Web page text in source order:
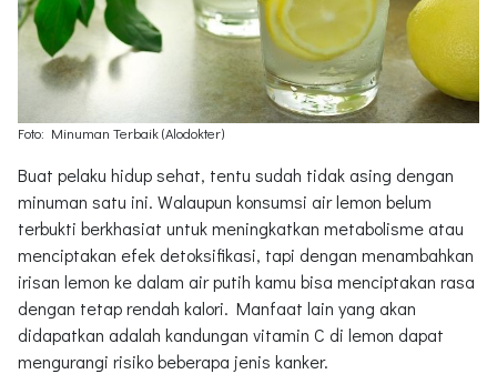
Foto: Minuman Terbaik (Alodokter)
Buat pelaku hidup sehat, tentu sudah tidak asing dengan
minuman satu ini. Walaupun konsumsi air lemon belum
terbukti berkhasiat untuk meningkatkan metabolisme atau
menciptakan efek detoksifikasi, tapi dengan menambahkan
irisan lemon ke dalam air putih kamu bisa menciptakan rasa
dengan tetap rendah kalori. Manfaat lain yang akan
didapatkan adalah kandungan vitamin C di lemon dapat
mengurangi risiko beberapa jenis kanker.